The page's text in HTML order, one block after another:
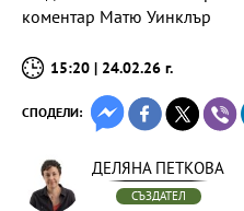
коментар Матю Уинклър
15:20 | 24.02.26 г.
СПОДЕЛИ:
ДЕЛЯНА ПЕТКОВА
СЪЗДАТЕЛ